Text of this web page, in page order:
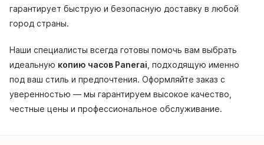
гарантирует быструю и безопасную доставку в любой
город страны.
Наши специалисты всегда готовы помочь вам выбрать
идеальную копию часов Panerai , подходящую именно
под ваш стиль и предпочтения. Оформляйте заказ с
уверенностью — мы гарантируем высокое качество,
честные цены и профессиональное обслуживание.